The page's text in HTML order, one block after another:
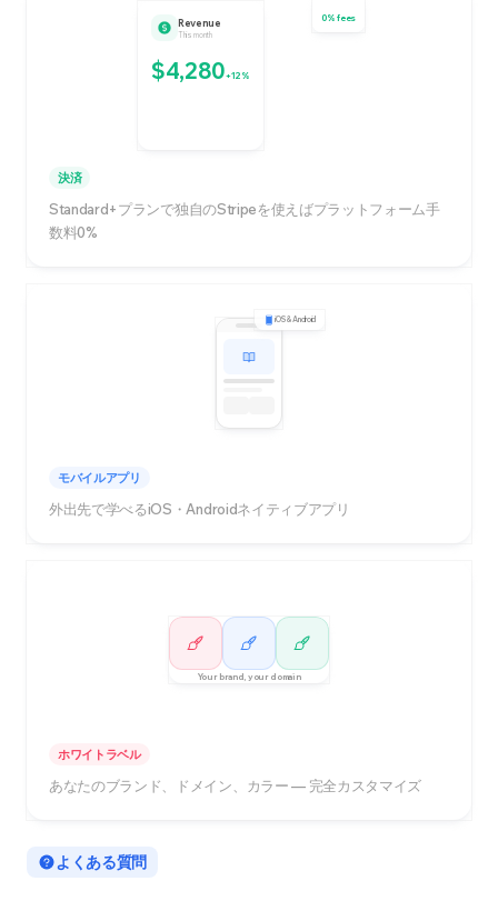
Revenue
This month
$4,280+12%
0% fees
決済
Standard+プランで独自のStripeを使えばプラットフォーム手
数料0%
iOS & Android
モバイルアプリ
外出先で学べるiOS・Androidネイティブアプリ
Your brand, your domain
ホワイトラベル
あなたのブランド、ドメイン、カラー — 完全カスタマイズ
よくある質問